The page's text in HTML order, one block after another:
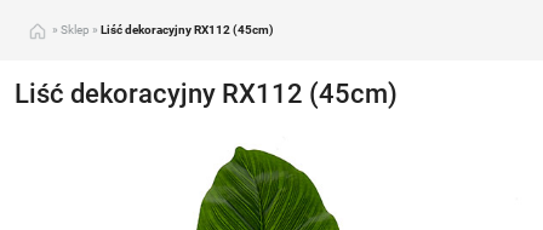
» Sklep » Liść dekoracyjny RX112 (45cm)
Liść dekoracyjny RX112 (45cm)